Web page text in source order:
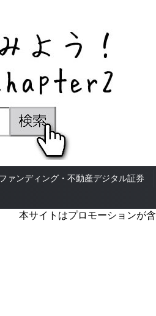
ァンディング・不動産デジタル証券
本サイトはプロモーションが